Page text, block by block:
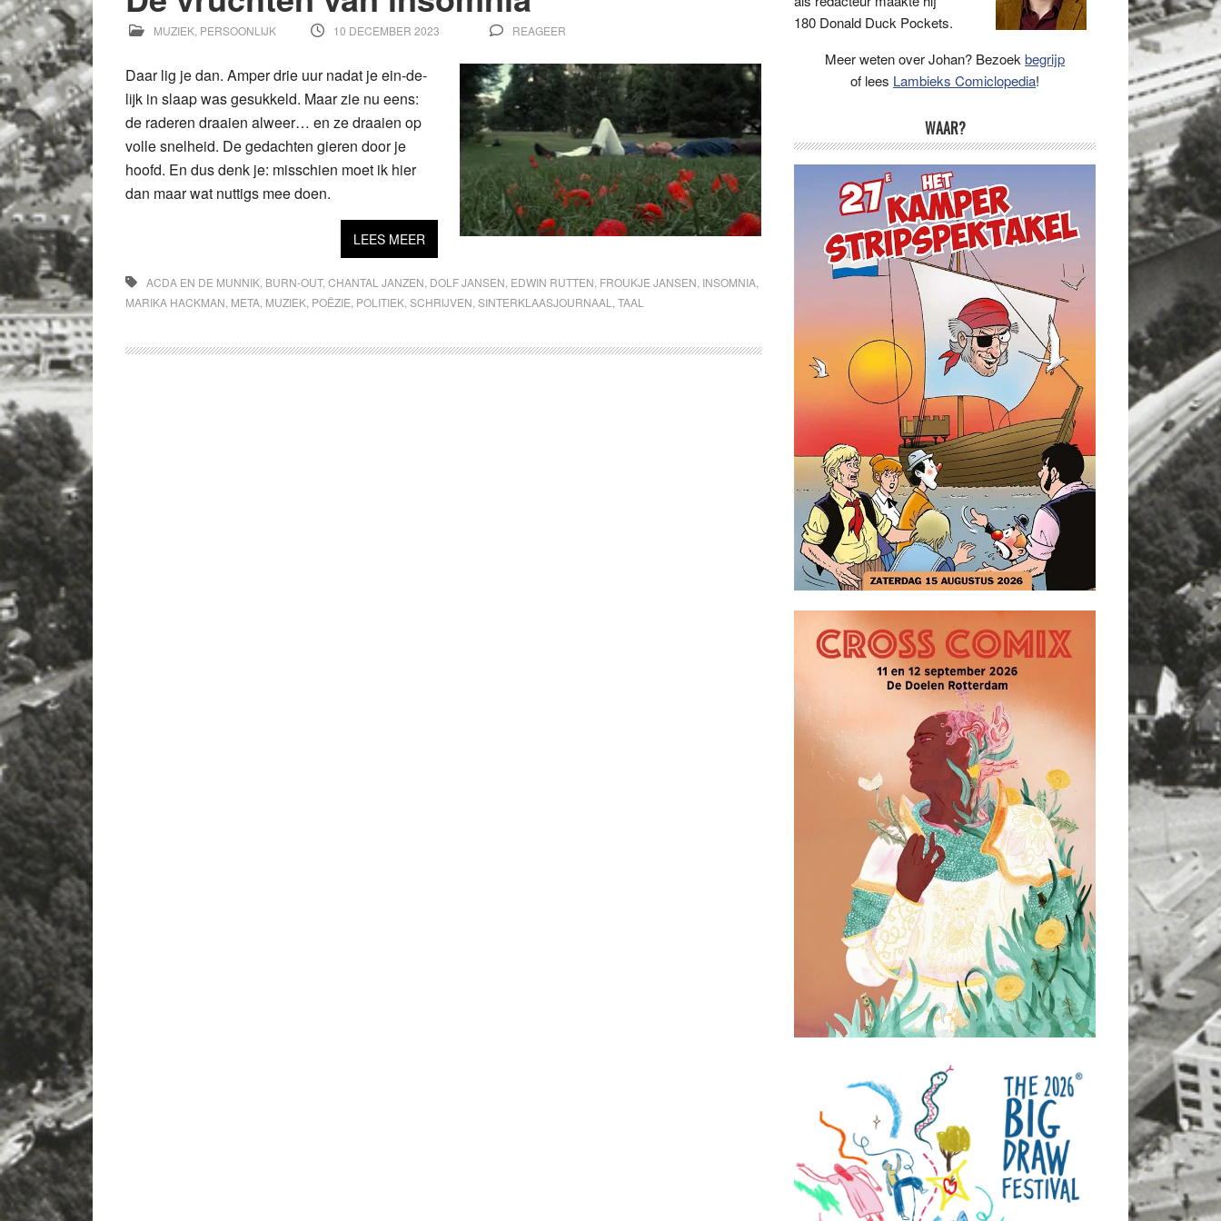
MUZIEK PERSOONLIJK 10 DECEMBER 2023 REAGEER
Daar lig je dan. Amper drie uur nadat je ein-de-
lijk in slaap was gesukkeld. Maar zie nu eens:
de raderen draaien alweer… en ze draaien op
volle snelheid. De gedachten gieren door je
hoofd. En dus denk je: misschien moet ik hier
dan maar wat nuttigs mee doen.
LEES MEER
ACDA EN DE MUNNIK BURN-OUT, CHANTAL JANZEN DOLF JANSEN EDWIN RUTTEN FROUKJE JANSEN INSOMNIA
MARIKA HACKMAN META MUZIEK POËZIE POLITIEK SCHRIJVEN SINTERKLAASJOURNAAL TAAL
180 Donald Duck Pockets.
Meer weten over Johan? Bezoek begrijp
of lees Lambieks Comiclopedia!
WAAR?